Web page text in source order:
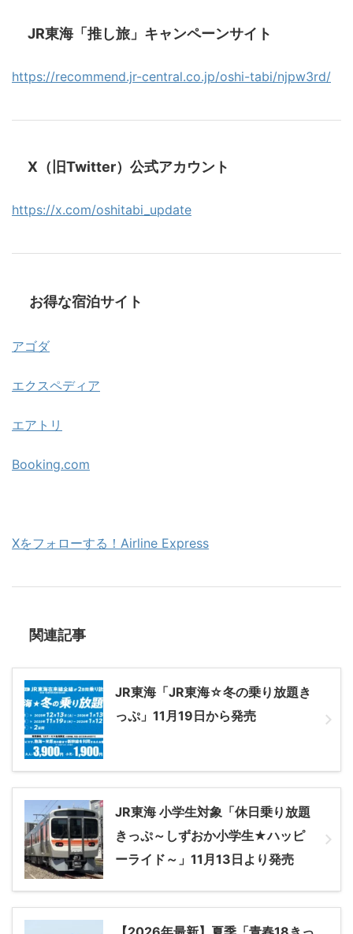
JR東海「推し旅」キャンペーンサイト
https://recommend.jr-central.co.jp/oshi-tabi/njpw3rd/
X（旧Twitter）公式アカウント
https://x.com/oshitabi_update
お得な宿泊サイト
アゴダ
エクスペディア
エアトリ
Booking.com
Xをフォローする！Airline Express
関連記事
JR東海「JR東海☆冬の乗り放題き
っぷ」11月19日から発売
JR東海 小学生対象「休日乗り放題
きっぷ～しずおか小学生★ハッピ
ーライド～」11月13日より発売